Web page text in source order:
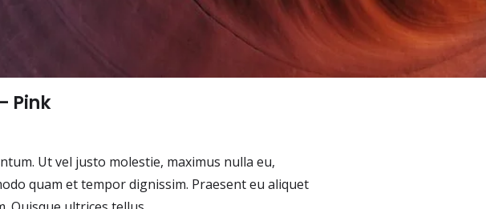
Pink
Ut vel justo molestie, maximus nulla eu,
quam et tempor dignissim. Praesent eu aliquet